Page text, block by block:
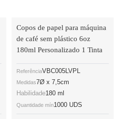
Copos de papel para máquina
de café sem plástico 6oz
180ml Personalizado 1 Tinta
ReferênciaVBC005LVPL
Medidas7Ø x 7,5cm
Habilidade180 ml
Quantidade mín1000 UDS